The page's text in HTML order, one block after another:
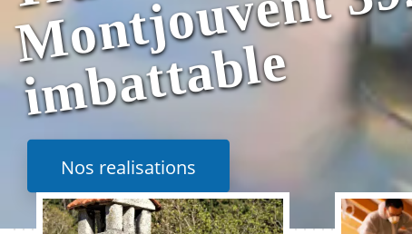
e
Nos realisations